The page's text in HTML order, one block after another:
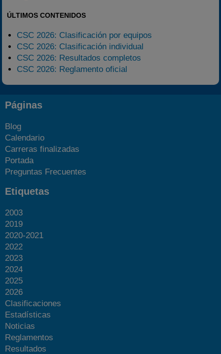
ÚLTIMOS CONTENIDOS
CSC 2026: Clasificación por equipos
CSC 2026: Clasificación individual
CSC 2026: Resultados completos
CSC 2026: Reglamento oficial
Páginas
Blog
Calendario
Carreras finalizadas
Portada
Preguntas Frecuentes
Etiquetas
2003
2019
2020-2021
2022
2023
2024
2025
2026
Clasificaciones
Estadísticas
Noticias
Reglamentos
Resultados